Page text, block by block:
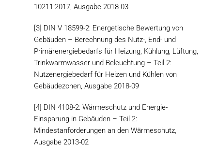
10211:2017, Ausgabe 2018-03
[3] DIN V 18599-2: Energetische Bewertung von
Gebäuden – Berechnung des Nutz-, End- und
Primärenergiebedarfs für Heizung, Kühlung, Lüftung,
Trinkwarmwasser und Beleuchtung – Teil 2:
Nutzenergiebedarf für Heizen und Kühlen von
Gebäudezonen, Ausgabe 2018-09
[4] DIN 4108-2: Wärmeschutz und Energie-
Einsparung in Gebäuden – Teil 2:
Mindestanforderungen an den Wärmeschutz,
Ausgabe 2013-02